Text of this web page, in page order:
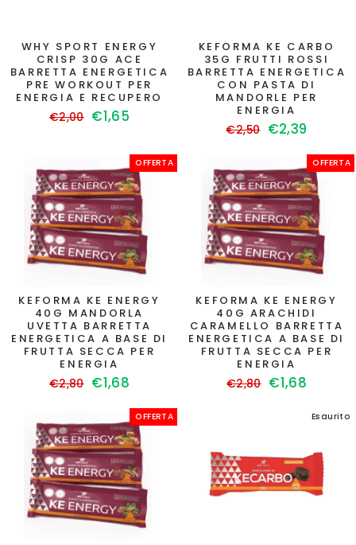
WHY SPORT ENERGY
CRISP 30G ACE
BARRETTA ENERGETICA
PRE WORKOUT PER
ENERGIA E RECUPERO
Prezzo
€2,00 Prezzo
€1,65
KEFORMA KE CARBO
35G FRUTTI ROSSI
BARRETTA ENERGETICA
CON PASTA DI
MANDORLE PER
ENERGIA
Prezzo
€2,50 Prezzo
€2,39
OFFERTA
KEFORMA KE ENERGY
40G MANDORLA
UVETTA BARRETTA
ENERGETICA A BASE DI
FRUTTA SECCA PER
ENERGIA
Prezzo
€2,80 Prezzo
€1,68
OFFERTA
KEFORMA KE ENERGY
40G ARACHIDI
CARAMELLO BARRETTA
ENERGETICA A BASE DI
FRUTTA SECCA PER
ENERGIA
Prezzo
€2,80 Prezzo
€1,68
OFFERTA Esaurito